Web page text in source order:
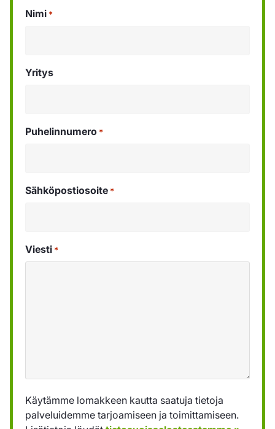
Nimi *
Yritys
Puhelinnumero *
Sähköpostiosoite *
Viesti *
Käytämme lomakkeen kautta saatuja tietoja
palveluidemme tarjoamiseen ja toimittamiseen.